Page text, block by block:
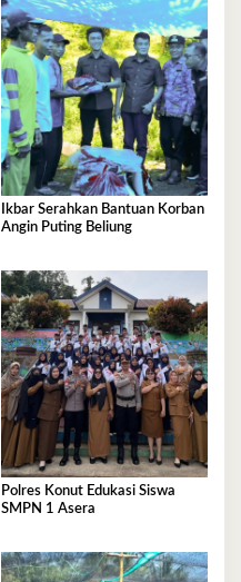
Ikbar Serahkan Bantuan Korban
Angin Puting Beliung
Polres Konut Edukasi Siswa
SMPN 1 Asera